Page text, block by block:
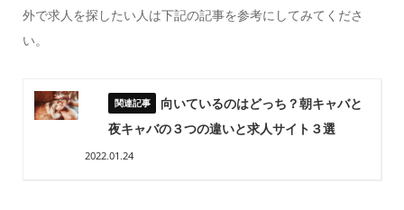
外で求人を探したい人は下記の記事を参考にしてみてくださ
い。
向いているのはどっち？朝キャバと
夜キャバの３つの違いと求人サイト３選
2022.01.24